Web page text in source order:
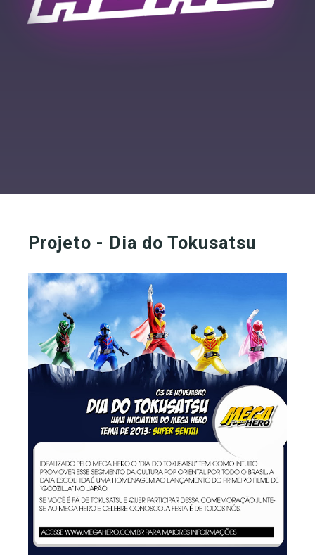
Projeto - Dia do Tokusatsu